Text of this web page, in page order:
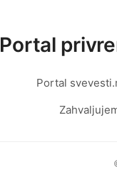
Portal
Portal